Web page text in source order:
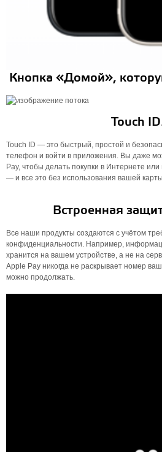
Кнопка «Домой»,
Touch
Touch ID — это быстрый, простой и
телефон и войти в приложения. Вы даже
Pay, чтобы делать покупки в Интернете
— и все это без использования вашей карты
Встроенная
Все наши продукты создаются с учётом
конфиденциальности. Например,
хранится на вашем устройстве, а не на
Apple Pay никогда не раскрывает номер
можно продолжать.